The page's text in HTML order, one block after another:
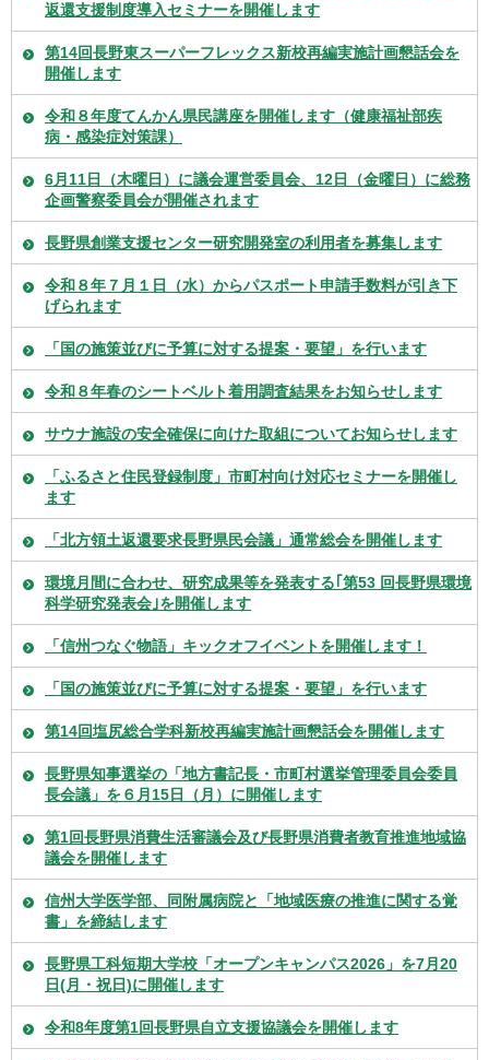
返還支援制度導入セミナーを開催します
第14回長野東スーパーフレックス新校再編実施計画懇話会を
開催します
令和８年度てんかん県民講座を開催します（健康福祉部疾
病・感染症対策課）
6月11日（木曜日）に議会運営委員会、12日（金曜日）に総務
企画警察委員会が開催されます
長野県創業支援センター研究開発室の利用者を募集します
令和８年７月１日（水）からパスポート申請手数料が引き下
げられます
「国の施策並びに予算に対する提案・要望」を行います
令和８年春のシートベルト着用調査結果をお知らせします
サウナ施設の安全確保に向けた取組についてお知らせします
「ふるさと住民登録制度」市町村向け対応セミナーを開催し
ます
「北方領土返還要求長野県民会議」通常総会を開催します
環境月間に合わせ、研究成果等を発表する｢第53 回長野県環境
科学研究発表会｣を開催します
「信州つなぐ物語」キックオフイベントを開催します！
「国の施策並びに予算に対する提案・要望」を行います
第14回塩尻総合学科新校再編実施計画懇話会を開催します
長野県知事選挙の「地方書記長・市町村選挙管理委員会委員
長会議」を６月15日（月）に開催します
第1回長野県消費生活審議会及び長野県消費者教育推進地域協
議会を開催します
信州大学医学部、同附属病院と「地域医療の推進に関する覚
書」を締結します
長野県工科短期大学校「オープンキャンパス2026」を7月20
日(月・祝日)に開催します
令和8年度第1回長野県自立支援協議会を開催します